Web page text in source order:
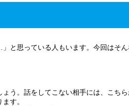
と思っている人もいます。今回はそ
う。話をしてこない相手には、こち
す。